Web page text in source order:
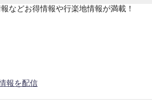
などお得情報や行楽地情報が満載！